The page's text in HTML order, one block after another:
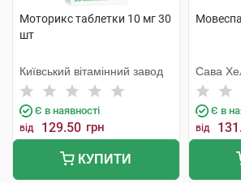
Моторикс таблетки 10 мг 30
шт
Київський вітамінний завод
Є в наявності
від 129.50 грн
КУПИТИ
Сава
Є в
від